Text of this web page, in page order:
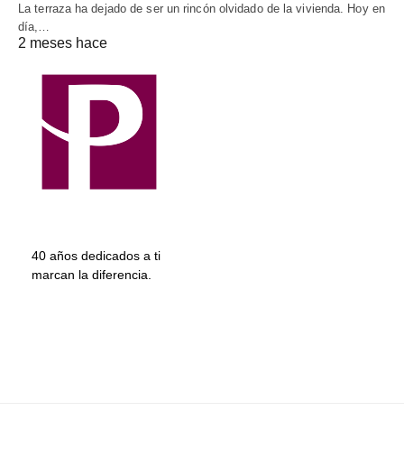
La terraza ha dejado de ser un rincón olvidado de la vivienda. Hoy en
día,…
2 meses hace
40 años dedicados a ti
marcan la diferencia.